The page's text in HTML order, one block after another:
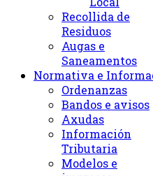
Recollida de
Residuos
Augas e
Saneamentos
Normativa e
Ordenanzas
Bandos e avisos
Axudas
Información
Tributaria
Modelos e